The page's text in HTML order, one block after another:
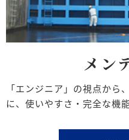
メン
「エンジニア」の視点から
に、使いやすさ・完全な機